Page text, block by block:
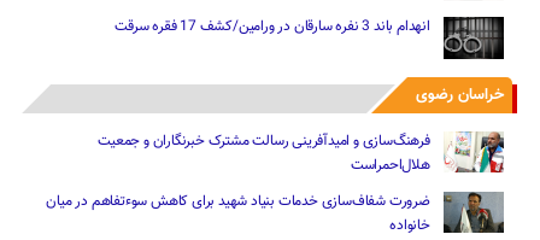
انهدام باند 3 نفره سارقان در ورامین/کشف 17 فقره سرقت
خراسان رضوی
فرهنگ‌سازی و امیدآفرینی رسالت‌ مشترک خبرنگاران و جمعیت
هلال‌احمراست
ضرورت شفاف‌سازی خدمات بنیاد شهید برای کاهش سوءتفاهم‌ در میان
خانواده